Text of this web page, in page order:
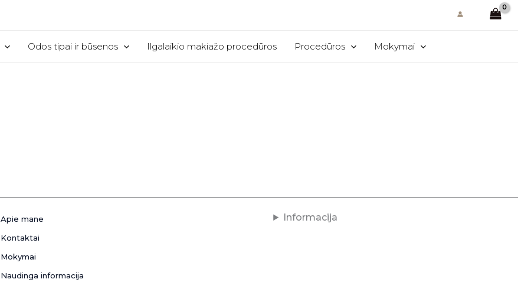
Odos tipai ir būsenos Ilgalaikio makiažo procedūros Procedūros Mokymai
Apie mane
Kontaktai
Mokymai
Naudinga informacija
Informacija